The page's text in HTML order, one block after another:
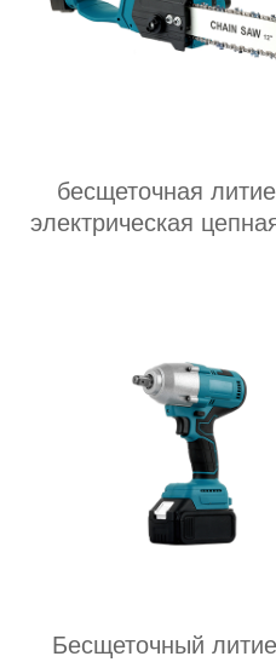
бесщеточная
электрическая
Бесщеточный